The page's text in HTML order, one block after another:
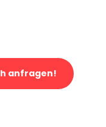
anfragen!